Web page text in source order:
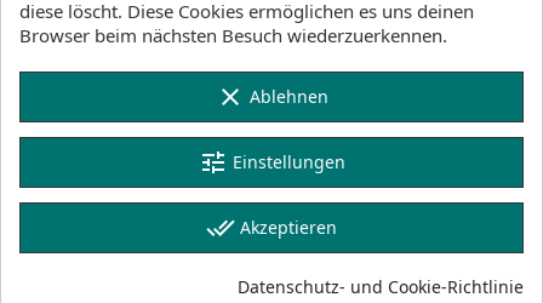
VIELLEICHT GEFÄLLT DIR AUCH
Mystic Downwinder Floatation Vest Black
139,00 CHF
favorite_border
Mystic Downwinder Floatation Vest Black / Red
diese löscht. Diese Cookies ermöglichen es uns deinen
Browser beim nächsten Besuch wiederzuerkennen.
clear Ablehnen
tune Einstellungen
done_all Akzeptieren
Datenschutz- und Cookie-Richtlinie